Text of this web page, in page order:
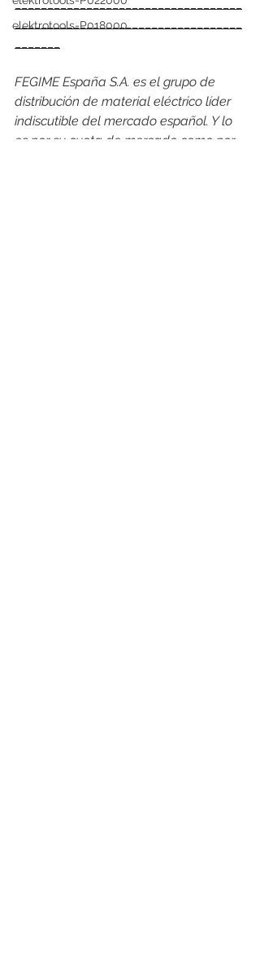
elektrotools-P018000
___________________________________
___________________________________
FEGIME España S.A. es el grupo de
distribución de material eléctrico líder
indiscutible del mercado español. Y lo
es por su cuota de mercado como por